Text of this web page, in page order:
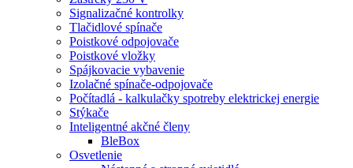
Signalizačné kontrolky
Tlačidlové spínače
Poistkové odpojovače
Poistkové vložky
Spájkovacie vybavenie
Izolačné spínače-odpojovače
Počítadlá - kalkulačky spotreby elektrickej energie
Stýkače
Inteligentné akčné členy
BleBox
Osvetlenie